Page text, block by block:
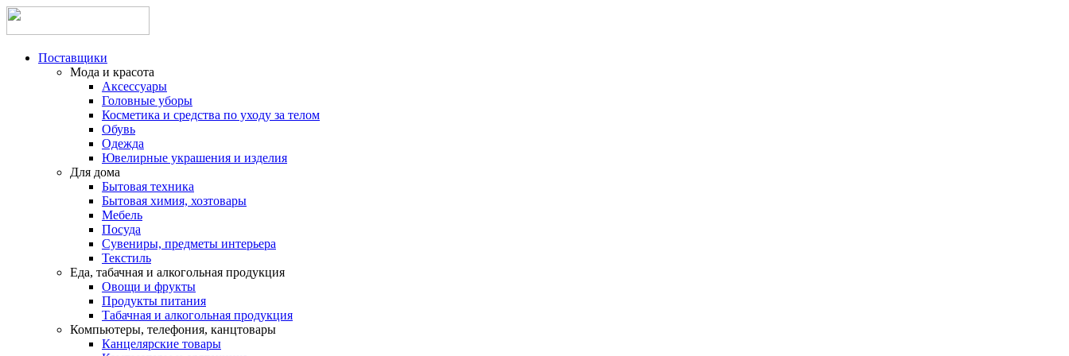
Поставщики
Мода и красота
Аксессуары
Головные уборы
Косметика и средства по уходу за телом
Обувь
Одежда
Ювелирные украшения и изделия
Для дома
Бытовая техника
Бытовая химия, хозтовары
Мебель
Посуда
Сувениры, предметы интерьера
Текстиль
Еда, табачная и алкогольная продукция
Овощи и фрукты
Продукты питания
Табачная и алкогольная продукция
Компьютеры, телефония, канцтовары
Канцелярские товары